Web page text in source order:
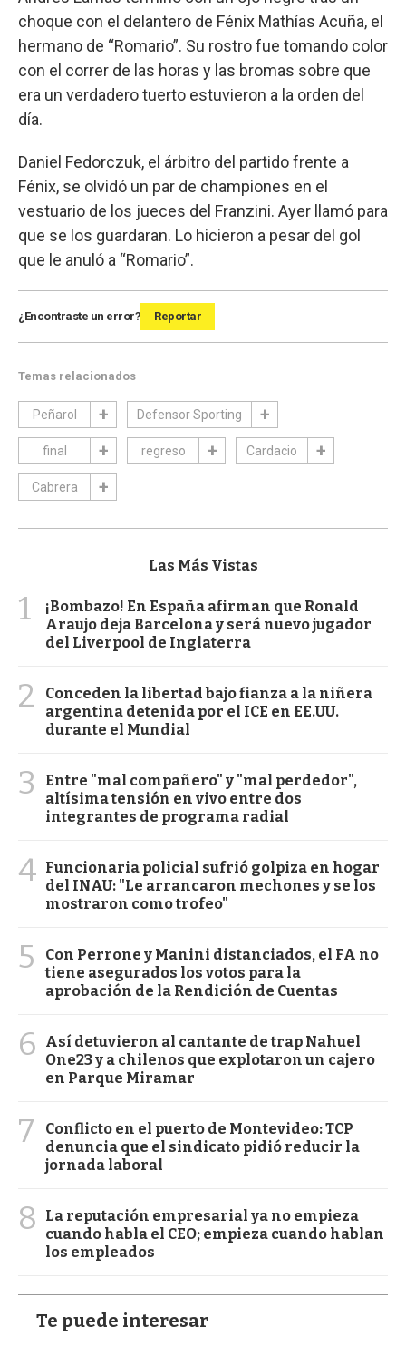
choque con el delantero de Fénix Mathías Acuña, el
hermano de “Romario”. Su rostro fue tomando color
con el correr de las horas y las bromas sobre que
era un verdadero tuerto estuvieron a la orden del
día.
Daniel Fedorczuk, el árbitro del partido frente a
Fénix, se olvidó un par de championes en el
vestuario de los jueces del Franzini. Ayer llamó para
que se los guardaran. Lo hicieron a pesar del gol
que le anuló a “Romario”.
¿Encontraste un error? Reportar
Temas relacionados
Peñarol Defensor Sporting
final regreso Cardacio
Cabrera
Las Más Vistas
1
¡Bombazo! En España afirman que Ronald
Araujo deja Barcelona y será nuevo jugador
del Liverpool de Inglaterra
2
Conceden la libertad bajo fianza a la niñera
argentina detenida por el ICE en EE.UU.
durante el Mundial
3
Entre "mal compañero" y "mal perdedor",
altísima tensión en vivo entre dos
integrantes de programa radial
4 Funcionaria policial sufrió golpiza en hogar
del INAU: "Le arrancaron mechones y se los
mostraron como trofeo"
5
Con Perrone y Manini distanciados, el FA no
tiene asegurados los votos para la
aprobación de la Rendición de Cuentas
6
Así detuvieron al cantante de trap Nahuel
One23 y a chilenos que explotaron un cajero
en Parque Miramar
7
Conflicto en el puerto de Montevideo: TCP
denuncia que el sindicato pidió reducir la
jornada laboral
8
La reputación empresarial ya no empieza
cuando habla el CEO; empieza cuando hablan
los empleados
Te puede interesar